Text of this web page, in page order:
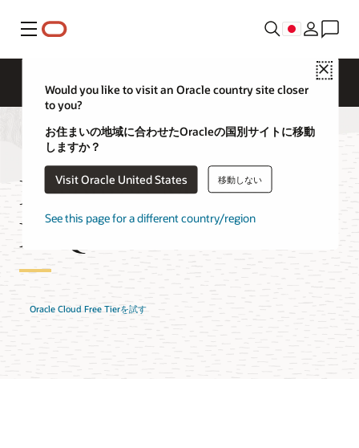
メニュー
Close
Would you like to visit an Oracle country site closer
to you?
お住まいの地域に合わせたOracleの国別サイトに移動
しますか？
Visit Oracle United States 移動しない
See this page for a different country/region
Resource Managerの
FAQ
Oracle Cloud Free Tierを試す